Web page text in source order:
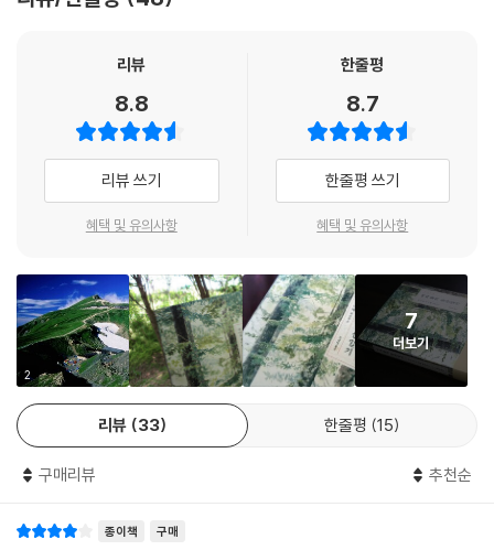
참가한 단체 미팅에서 수수한 분위기의 남성 간자키와 커플이 성사된다.
한다. 결국 두 사람은 히우치 산으로 등산 데이트를 나선다. 간자키는 고급
사실 미쓰코는 왕년의 ‘마운틴 걸’이었는데….
에피소드#3 야리가타케
백화점에 근무하는 ‘나’는 아버지의 영향으로 세 살부터 등산을 시작했다.
야리가타케 산은 벌써 세 번째이다. 하지만 어째서인지 정상에는 한 번도
행동은 나와 맞지 않는다며 이번에는 반드시 홀로 정상까지 오르리라 다짐
에 다짐을 거듭하는 나의 앞에 중년 커플이 나타난다.
에피소드#4 리시리 산
서른다섯 살, 독신, 본업은 번역가이지만 귀향 후에는 아버지 양파 농사를
도우며 지내는 미야카와 유미. 어느 날 의사 남편을 둔 잘난 척 대마왕 언니
에게 같이 등산 가자는 제안을 받는다. 잔소리꾼 언니는 반갑지 않지만, 비
눈을 질끈 감고 자매 여행을 떠난다. 하지만 리시리 산의 날씨는 좋지 않고,
리뷰
8.8
리뷰 쓰기
혜택 및 유의사항
한줄평
8.7
한줄평 쓰기
혜택 및 유의사항
2
7
더보기
리뷰 33 한줄평 15
구매리뷰 추천순
종이책 구매